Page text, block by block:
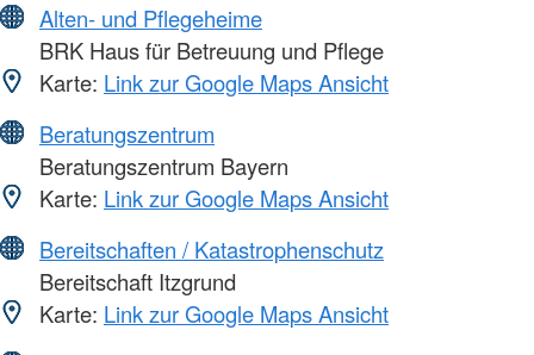
Alten- und Pflegeheime
BRK Haus für Betreuung und Pflege
Karte: Link zur Google Maps Ansicht
Beratungszentrum
Beratungszentrum Bayern
Karte: Link zur Google Maps Ansicht
Bereitschaften / Katastrophenschutz
Bereitschaft Itzgrund
Karte: Link zur Google Maps Ansicht